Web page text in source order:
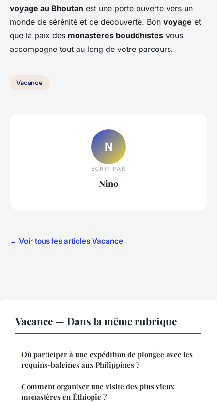
voyage au Bhoutan est une porte ouverte vers un
monde de sérénité et de découverte. Bon voyage et
que la paix des monastères bouddhistes vous
accompagne tout au long de votre parcours.
Vacance
N
ECRIT PAR
Nino
← Voir tous les articles Vacance
Vacance — Dans la même rubrique
Où participer à une expédition de plongée avec les
requins-baleines aux Philippines ?
Comment organiser une visite des plus vieux
monastères en Éthiopie ?